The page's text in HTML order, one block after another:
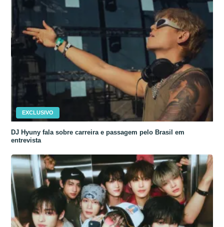
EXCLUSIVO
DJ Hyuny fala sobre carreira e passagem pelo Brasil em
entrevista